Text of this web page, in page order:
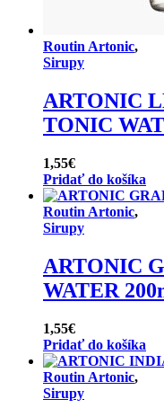
Routin Artonic,
Sirupy
ARTONIC
TONIC
1,55€
Pridať do košíka
Routin Artonic,
Sirupy
ARTONIC
WATER
1,55€
Pridať do košíka
Routin Artonic,
Sirupy